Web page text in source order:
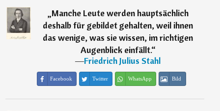
„Manche Leute werden hauptsächlich
deshalb für gebildet gehalten, weil ihnen
das wenige, was sie wissen, im richtigen
Augenblick einfällt.“
―Friedrich Julius Stahl
Facebook Twitter WhatsApp Bild